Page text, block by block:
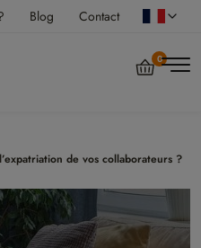
Blog Contact
0
de vos collaborateurs ?